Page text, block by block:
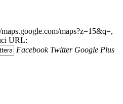
maps?z=15&q=,
URL:
Facebook Twitter Google Plus